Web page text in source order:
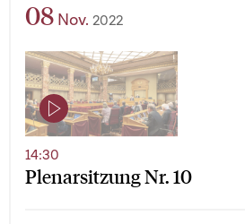
08 Nov. 2022
Plenarsitzung Nr. 10
14:30